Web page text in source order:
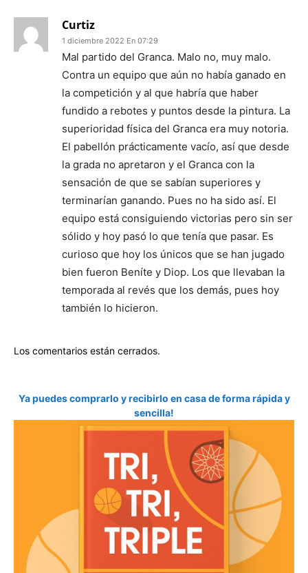
Curtiz
1 diciembre 2022 En 07:29
Mal partido del Granca. Malo no, muy malo.
Contra un equipo que aún no había ganado en
la competición y al que habría que haber
fundido a rebotes y puntos desde la pintura. La
superioridad física del Granca era muy notoria.
El pabellón prácticamente vacío, así que desde
la grada no apretaron y el Granca con la
sensación de que se sabían superiores y
terminarían ganando. Pues no ha sido así. El
equipo está consiguiendo victorias pero sin ser
sólido y hoy pasó lo que tenía que pasar. Es
curioso que hoy los únicos que se han jugado
bien fueron Beníte y Diop. Los que llevaban la
temporada al revés que los demás, pues hoy
también lo hicieron.
Los comentarios están cerrados.
Ya puedes comprarlo y recibirlo en casa de forma rápida y
sencilla!